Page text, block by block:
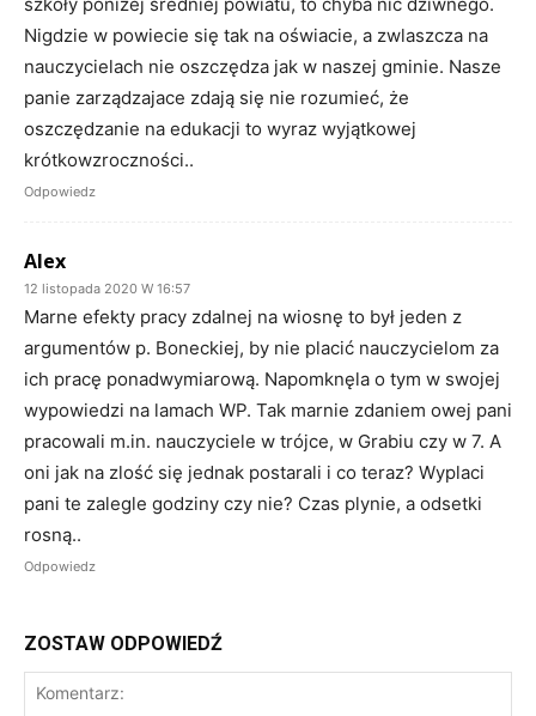
Nigdzie w powiecie się tak na oświacie, a zwlaszcza na
nauczycielach nie oszczędza jak w naszej gminie. Nasze
panie zarządzajace zdają się nie rozumieć, że
oszczędzanie na edukacji to wyraz wyjątkowej
krótkowzroczności..
Odpowiedz
Alex
12 listopada 2020 W 16:57
Marne efekty pracy zdalnej na wiosnę to był jeden z
argumentów p. Boneckiej, by nie placić nauczycielom za
ich pracę ponadwymiarową. Napomknęla o tym w swojej
wypowiedzi na lamach WP. Tak marnie zdaniem owej pani
pracowali m.in. nauczyciele w trójce, w Grabiu czy w 7. A
oni jak na zlość się jednak postarali i co teraz? Wyplaci
pani te zalegle godziny czy nie? Czas plynie, a odsetki
rosną..
Odpowiedz
ZOSTAW ODPOWIEDŹ